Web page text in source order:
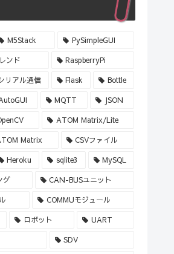
M5Stack PySimpleGUI
ンド RaspberryPi
リアル通信 Flask Bottle
MQTT JSON
ATOM Matrix/Lite
Matrix CSVファイル
Heroku sqlite3 MySQL
グ CAN-BUSユニット
COMMUモジュール
ロボット UART
SDV